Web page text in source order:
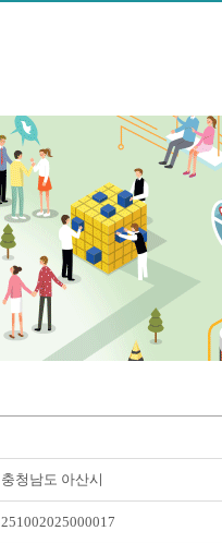
충청남도 아산시
251002025000017